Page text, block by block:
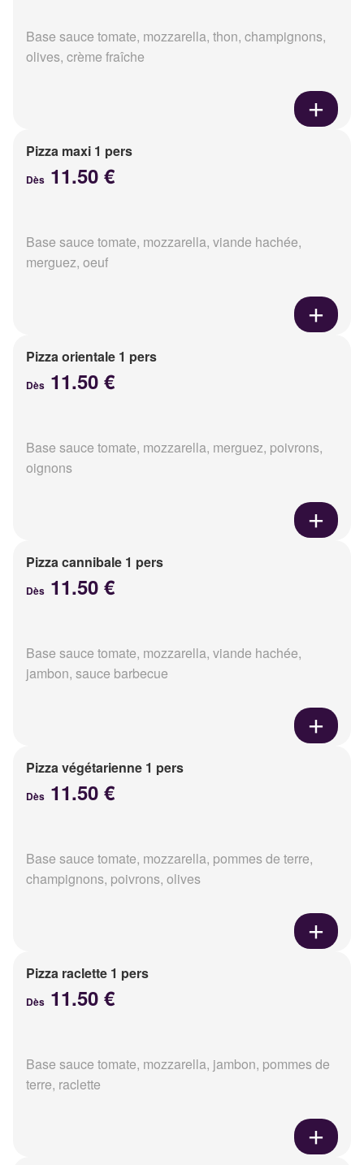
Base sauce tomate, mozzarella, thon, champignons,
olives, crème fraîche
Pizza maxi 1 pers
Dès 11.50 €
Base sauce tomate, mozzarella, viande hachée,
merguez, oeuf
Pizza orientale 1 pers
Dès 11.50 €
Base sauce tomate, mozzarella, merguez, poivrons,
oignons
Pizza cannibale 1 pers
Dès 11.50 €
Base sauce tomate, mozzarella, viande hachée,
jambon, sauce barbecue
Pizza végétarienne 1 pers
Dès 11.50 €
Base sauce tomate, mozzarella, pommes de terre,
champignons, poivrons, olives
Pizza raclette 1 pers
Dès 11.50 €
Base sauce tomate, mozzarella, jambon, pommes de
terre, raclette